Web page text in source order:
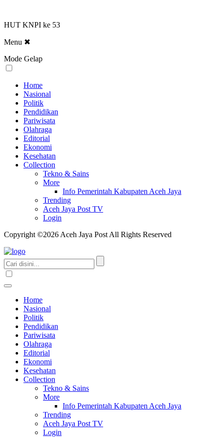
HUT KNPI ke 53
Menu ✖
Mode Gelap
Home
Nasional
Politik
Pendidikan
Pariwisata
Olahraga
Editorial
Ekonomi
Kesehatan
Collection
Tekno & Sains
More
Info Pemerintah Kabupaten Aceh Jaya
Trending
Aceh Jaya Post TV
Login
Copyright ©2026 Aceh Jaya Post All Rights Reserved
Home
Nasional
Politik
Pendidikan
Pariwisata
Olahraga
Editorial
Ekonomi
Kesehatan
Collection
Tekno & Sains
More
Info Pemerintah Kabupaten Aceh Jaya
Trending
Aceh Jaya Post TV
Login